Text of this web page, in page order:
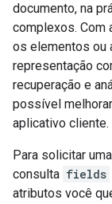
documento, na
complexos. Com
os elementos ou
representação
recuperação e
possível
aplicativo cliente.
Para solicitar uma
consulta fields
atributos você